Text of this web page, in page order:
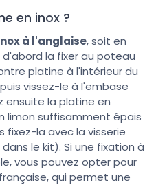
en inox ?
à l'anglaise, soit en
la fixer au poteau
platine à l'intérieur du
vissez-le à l'embase
ensuite la platine en
limon suffisamment épais
fixez-la avec la visserie
le kit). Si une fixation à
vous pouvez opter pour
, qui permet une